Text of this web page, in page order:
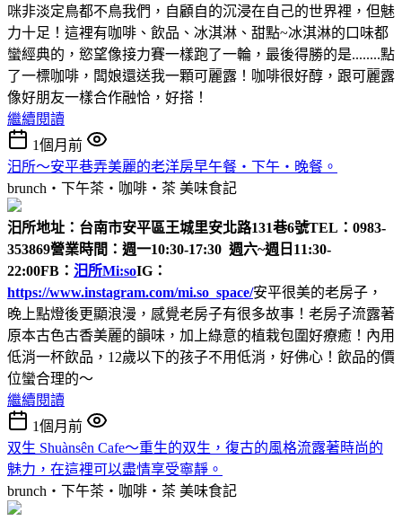
咪非淡定鳥都不鳥我們，自顧自的沉浸在自己的世界裡，但魅
力十足！這裡有咖啡、飲品、冰淇淋、甜點~冰淇淋的口味都
蠻經典的，慾望像接力賽一樣跑了一輪，最後得勝的是........點
了一標咖啡，闆娘還送我一顆可麗露！咖啡很好醇，跟可麗露
像好朋友一樣合作融恰，好搭！
繼續閱讀
1個月前
汨所～安平巷弄美麗的老洋房早午餐‧下午‧晚餐。
brunch‧下午茶‧咖啡‧茶 美味食記
汨所地址：台南市安平區王城里安北路131巷6號TEL：0983-
353869營業時間：週一10:30-17:30 週六~週日11:30-
22:00FB： 汨所Mi:soIG：
https://www.instagram.com/mi.so_space/安平很美的老房子，
晚上點燈後更顯浪漫，感覺老房子有很多故事！老房子流露著
原本古色古香美麗的韻味，加上綠意的植栽包圍好療癒！內用
低消一杯飲品，12歲以下的孩子不用低消，好佛心！飲品的價
位蠻合理的～
繼續閱讀
1個月前
双生 Shuànsên Cafe～重生的双生，復古的風格流露著時尚的
魅力，在這裡可以盡情享受寧靜。
brunch‧下午茶‧咖啡‧茶 美味食記